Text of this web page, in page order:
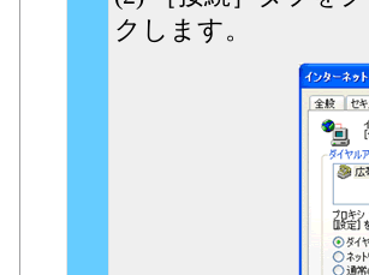
クします。